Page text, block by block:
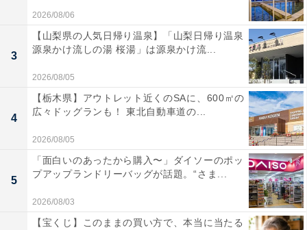
1位：乳頭温泉郷（秋田県）／85票
2026/08/06
3
【山梨県の人気日帰り温泉】「山梨日帰り温泉
源泉かけ流しの湯 桜湯」は源泉かけ流...
2026/08/05
4
【栃木県】アウトレット近くのSAに、600㎡の
広々ドッグランも！ 東北自動車道の...
2026/08/05
5
「面白いのあったから購入〜」ダイソーのポッ
プアップランドリーバッグが話題。“さま...
2026/08/03
【宝くじ】このままの買い方で、本当に当たる